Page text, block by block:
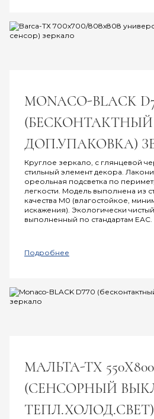
MONACO-BLACK
ДОП.УПАКОВКА)
Круглое зеркало, с глянцевой
стильный элемент декора.
ореольная подсветка по
легкости. Модель выполнена из
качества M0 (влагостойкое,
искажения). Экологически
выполненный по стандартам ЕАС.
Подробнее
МАЛЬТА-ТХ 550Х800
(СЕНСОРНЫЙ